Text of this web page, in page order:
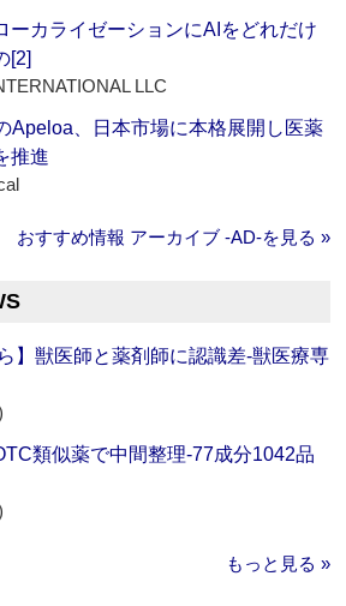
ーカライゼーションにAIをどれだけ
[2]
LLC
Apeloa、日本市場に本格展開し医薬
推進
おすすめ情報 アーカイブ ‐AD‐を見る »
】獣医師と薬剤師に認識差‐獣医療専
類似薬で中間整理‐77成分1042品
もっと見る »